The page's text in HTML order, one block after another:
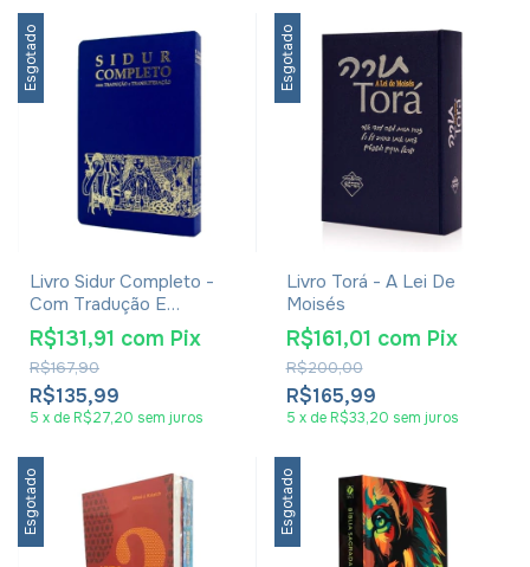
Esgotado
Livro Sidur Completo -
Com Tradução E
Transliteração
R$135,99
R$167,90
R$131,91 com Pix
5 x de R$27,20 sem juros
Esgotado
Livro Torá - A Lei De
Moisés
R$165,99
R$200,00
R$161,01 com Pix
5 x de R$33,20 sem juros
Esgotado Esgotado